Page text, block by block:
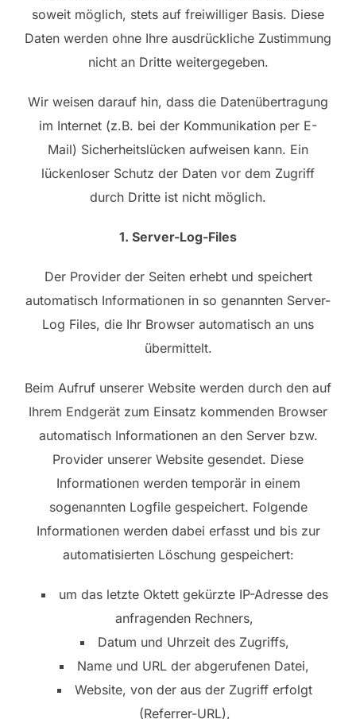
soweit möglich, stets auf freiwilliger Basis. Diese
Daten werden ohne Ihre ausdrückliche Zustimmung
nicht an Dritte weitergegeben.
Wir weisen darauf hin, dass die Datenübertragung
im Internet (z.B. bei der Kommunikation per E-
Mail) Sicherheitslücken aufweisen kann. Ein
lückenloser Schutz der Daten vor dem Zugriff
durch Dritte ist nicht möglich.
1. Server-Log-Files
Der Provider der Seiten erhebt und speichert
automatisch Informationen in so genannten Server-
Log Files, die Ihr Browser automatisch an uns
übermittelt.
Beim Aufruf unserer Website werden durch den auf
Ihrem Endgerät zum Einsatz kommenden Browser
automatisch Informationen an den Server bzw.
Provider unserer Website gesendet. Diese
Informationen werden temporär in einem
sogenannten Logfile gespeichert. Folgende
Informationen werden dabei erfasst und bis zur
automatisierten Löschung gespeichert:
um das letzte Oktett gekürzte IP-Adresse des
anfragenden Rechners,
Datum und Uhrzeit des Zugriffs,
Name und URL der abgerufenen Datei,
Website, von der aus der Zugriff erfolgt
(Referrer-URL),